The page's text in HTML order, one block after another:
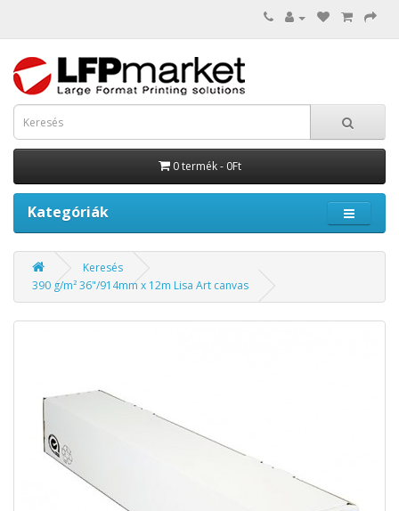
0 termék - 0Ft
Kategóriák
Keresés
390 g/m² 36"/914mm x 12m Lisa Art canvas